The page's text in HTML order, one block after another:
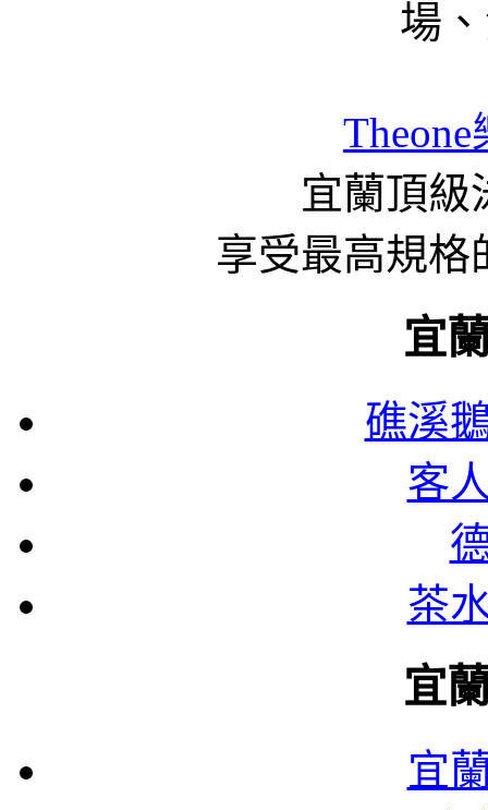
場
宜蘭頂
享受最高規格
宜
礁溪
客
茶
宜
宜